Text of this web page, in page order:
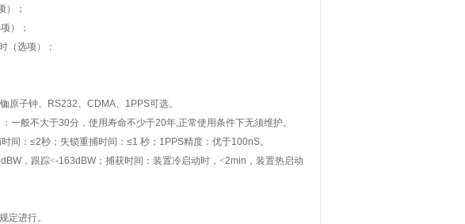
）；
）；
（选项）；
原子钟、 RS232、 CDMA、 1PPS可选。
：一般不大于30分，使用寿命不少于20年,正常使用条件下无须维护。
间： ≤2秒；失锁重捕时间： ≤1 秒； 1PPS精度：优于100nS。
，跟踪<-163dBW ；捕获时间：装置冷启动时，<2min ，装置热启动
定进行。